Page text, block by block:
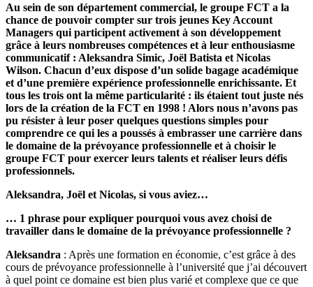
Au sein de son département commercial, le groupe FCT a la
chance de pouvoir compter sur trois jeunes Key Account
Managers qui participent activement à son développement
grâce à leurs nombreuses compétences et à leur enthousiasme
communicatif : Aleksandra Simic, Joël Batista et Nicolas
Wilson. Chacun d’eux dispose d’un solide bagage académique
et d’une première expérience professionnelle enrichissante. Et
tous les trois ont la même particularité : ils étaient tout juste nés
lors de la création de la FCT en 1998 ! Alors nous n’avons pas
pu résister à leur poser quelques questions simples pour
comprendre ce qui les a poussés à embrasser une carrière dans
le domaine de la prévoyance professionnelle et à choisir le
groupe FCT pour exercer leurs talents et réaliser leurs défis
professionnels.
Aleksandra, Joël et Nicolas, si vous aviez…
… 1 phrase pour expliquer pourquoi vous avez choisi de
travailler dans le domaine de la prévoyance professionnelle ?
Aleksandra : Après une formation en économie, c’est grâce à des
cours de prévoyance professionnelle à l’université que j’ai découvert
à quel point ce domaine est bien plus varié et complexe que ce que